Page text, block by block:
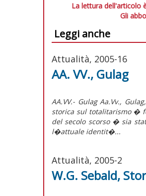
La lettura dell'articolo
Gli
Leggi anche
Attualità, 2005-16
AA. VV., Gulag
AA.VV.- Gulag Aa.Vv.,
storica sul totalitarismo �
del secolo scorso � sia
l�attuale identit�...
Attualità, 2005-2
W.G. Sebald,